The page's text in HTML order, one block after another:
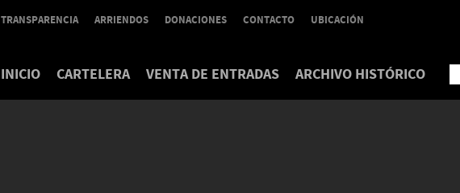
TRANSPARENCIA ARRIENDOS DONACIONES CONTACTO UBICACIÓN
INICIO CARTELERA VENTA DE ENTRADAS ARCHIVO HISTÓRICO